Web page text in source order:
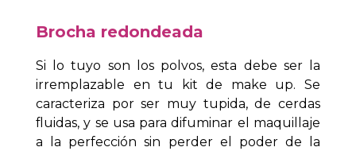
Brocha redondeada
Si lo tuyo son los polvos, esta debe ser la
irremplazable en tu kit de make up. Se
caracteriza por ser muy tupida, de cerdas
fluidas, y se usa para difuminar el maquillaje
a la perfección sin perder el poder de la